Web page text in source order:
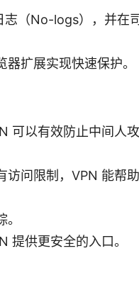
志（No-logs），并在
扩展实现快速保护。
可以有效防止中间人攻
访问限制，VPN 能帮助
提供更安全的入口。